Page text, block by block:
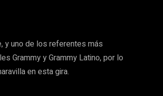
y uno de los referentes más
Grammy y Grammy Latino, por lo
en esta gira.